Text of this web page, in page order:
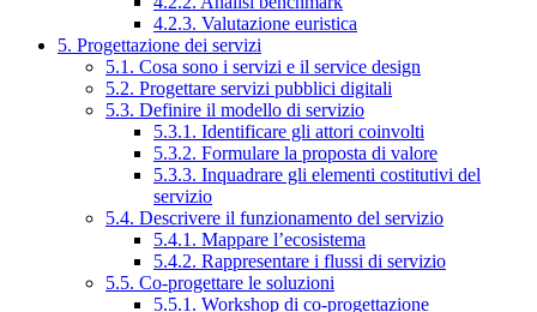
4.2.3. Valutazione euristica
5. Progettazione dei servizi
5.1. Cosa sono i servizi e il service design
5.2. Progettare servizi pubblici digitali
5.3. Definire il modello di servizio
5.3.1. Identificare gli attori coinvolti
5.3.2. Formulare la proposta di valore
5.3.3. Inquadrare gli elementi costitutivi del
servizio
5.4. Descrivere il funzionamento del servizio
5.4.1. Mappare l’ecosistema
5.4.2. Rappresentare i flussi di servizio
5.5. Co-progettare le soluzioni
5.5.1. Workshop di co-progettazione